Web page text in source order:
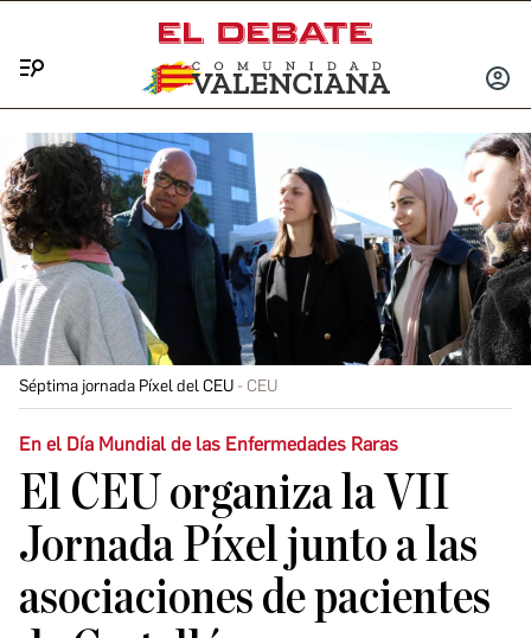
INICIAR
Séptima jornada Píxel del CEU CEU
En el Día Mundial de las Enfermedades Raras
El CEU organiza la VII
Jornada Píxel junto a las
asociaciones de pacientes